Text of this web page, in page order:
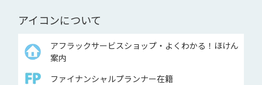
アイコンについて
アフラックサービスショップ・よくわかる！ほけん
案内
ファイナンシャルプランナー在籍